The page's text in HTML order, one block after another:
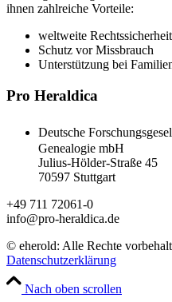
ihnen zahlreiche Vorteile:
weltweite Rechtssicherheit
Schutz vor Missbrauch
Unterstützung bei
Pro Heraldica
Deutsche
Genealogie mbH
Julius-Hölder-Straße 45
70597 Stuttgart
+49 711 72061-0
info@pro-heraldica.de
© eherold: Alle Rechte
Datenschutzerklärung
Nach oben scrollen